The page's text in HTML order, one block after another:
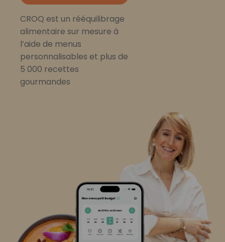
CROQ est un rééquilibrage
alimentaire sur mesure à
l’aide de menus
personnalisables et plus de
5 000 recettes
gourmandes